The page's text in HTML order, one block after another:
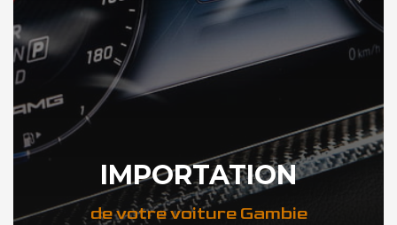
IMPORTATION
de votre voiture Gambie